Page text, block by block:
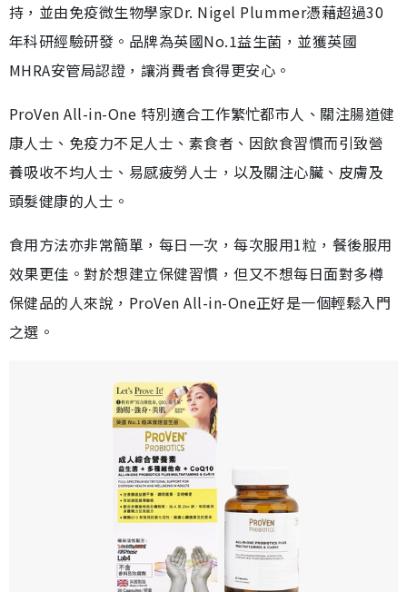
持，並由免疫微生物學家Dr. Nigel Plummer憑藉超過30
年科研經驗研發。品牌為英國No.1益生菌，並獲英國
MHRA安管局認證，讓消費者食得更安心。
ProVen All-in-One 特別適合工作繁忙都市人、關注腸道健
康人士、免疫力不足人士、素食者、因飲食習慣而引致營
養吸收不均人士、易感疲勞人士，以及關注心臟、皮膚及
頭髮健康的人士。
食用方法亦非常簡單，每日一次，每次服用1粒，餐後服用
效果更佳。對於想建立保健習慣，但又不想每日面對多樽
保健品的人來說，ProVen All-in-One正好是一個輕鬆入門
之選。